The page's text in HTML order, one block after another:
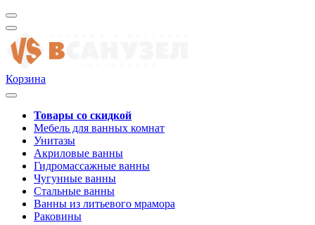
Корзина
Товары со скидкой
Мебель для ванных комнат
Унитазы
Акриловые ванны
Гидромассажные ванны
Чугунные ванны
Стальные ванны
Ванны из литьевого мрамора
Раковины